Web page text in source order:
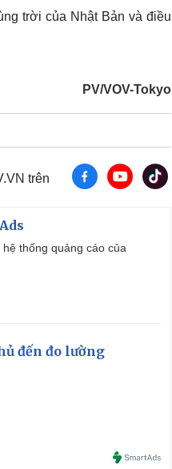
trời của Nhật Bản và điều
PV/VOV-Tokyo
trên
thống quảng cáo của
đến đo lường